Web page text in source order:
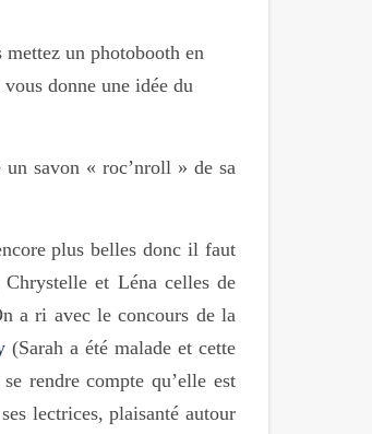
un photobooth en
donne une idée du
savon « roc’nroll » de sa
plus belles donc il faut
Chrystelle et Léna celles de
a ri avec le concours de la
(Sarah a été malade et cette
rendre compte qu’elle est
lectrices, plaisanté autour